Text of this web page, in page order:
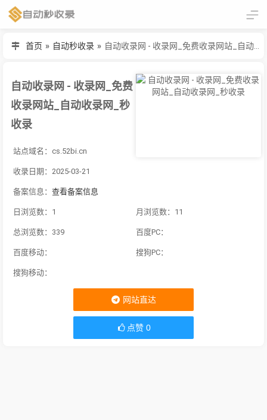
首页 » 自动秒收录 »
自动收录网 - 收录网_免费
收录网站_自动收录网_秒
收录
站点域名：cs.52bi.cn
收录日期：2025-03-21
备案信息： 查看备案信息
日浏览数：1 月浏览数：11
总浏览数：339 百度PC：
百度移动： 搜狗PC：
搜狗移动：
网站直达
点赞 0